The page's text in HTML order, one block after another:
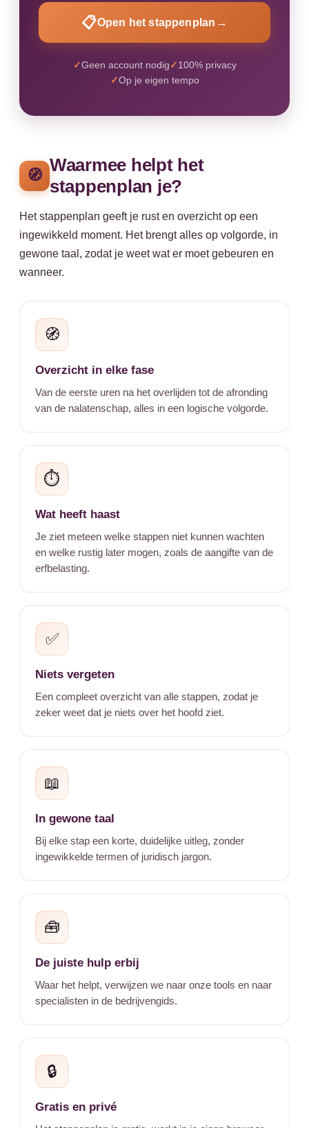
📋Open het stappenplan →
✓Geen account nodig ✓ 100% privacy
✓Op je eigen tempo
🧭
Waarmee helpt het
stappenplan je?
Het stappenplan geeft je rust en overzicht op een
ingewikkeld moment. Het brengt alles op volgorde, in
gewone taal, zodat je weet wat er moet gebeuren en
wanneer.
🧭
Overzicht in elke fase
Van de eerste uren na het overlijden tot de afronding
van de nalatenschap, alles in een logische volgorde.
⏱️
Wat heeft haast
Je ziet meteen welke stappen niet kunnen wachten
en welke rustig later mogen, zoals de aangifte van de
erfbelasting.
✅
Niets vergeten
Een compleet overzicht van alle stappen, zodat je
zeker weet dat je niets over het hoofd ziet.
📖
In gewone taal
Bij elke stap een korte, duidelijke uitleg, zonder
ingewikkelde termen of juridisch jargon.
🧰
De juiste hulp erbij
Waar het helpt, verwijzen we naar onze tools en naar
specialisten in de bedrijvengids.
🔒
Gratis en privé